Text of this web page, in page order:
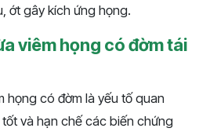
ớt gây kích ứng họng.
viêm họng có đờm tái
họng có đờm là yếu tố quan
và hạn chế các biến chứng